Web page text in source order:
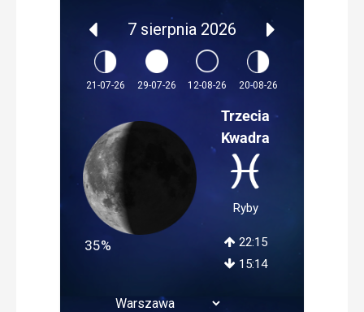
7 sierpnia 2026
21-07-26 29-07-26 12-08-26 20-08-26
35%
Trzecia
Kwadra
Ryby
22:15
15:14